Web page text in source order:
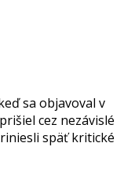
sa objavoval v
cez nezávislé
späť kritické